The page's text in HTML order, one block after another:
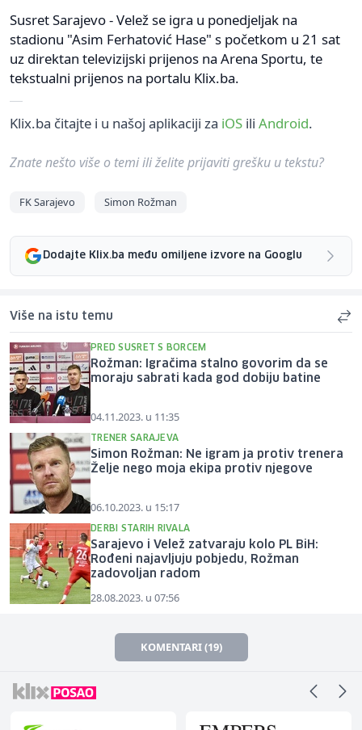
Susret Sarajevo - Velež se igra u ponedjeljak na
stadionu "Asim Ferhatović Hase" s početkom u 21 sat
uz direktan televizijski prijenos na Arena Sportu, te
tekstualni prijenos na portalu Klix.ba.
Klix.ba čitajte i u našoj aplikaciji za iOS ili Android.
Znate nešto više o temi ili želite prijaviti grešku u tekstu?
FK Sarajevo Simon Rožman
Dodajte Klix.ba među omiljene izvore na Googlu
Više na istu temu
PRED SUSRET S BORCEM
Rožman: Igračima stalno govorim da se
moraju sabrati kada god dobiju batine
04.11.2023. u 11:35
TRENER SARAJEVA
Simon Rožman: Ne igram ja protiv trenera
Želje nego moja ekipa protiv njegove
06.10.2023. u 15:17
DERBI STARIH RIVALA
Sarajevo i Velež zatvaraju kolo PL BiH:
Rođeni najavljuju pobjedu, Rožman
zadovoljan radom
28.08.2023. u 07:56
KOMENTARI (19)